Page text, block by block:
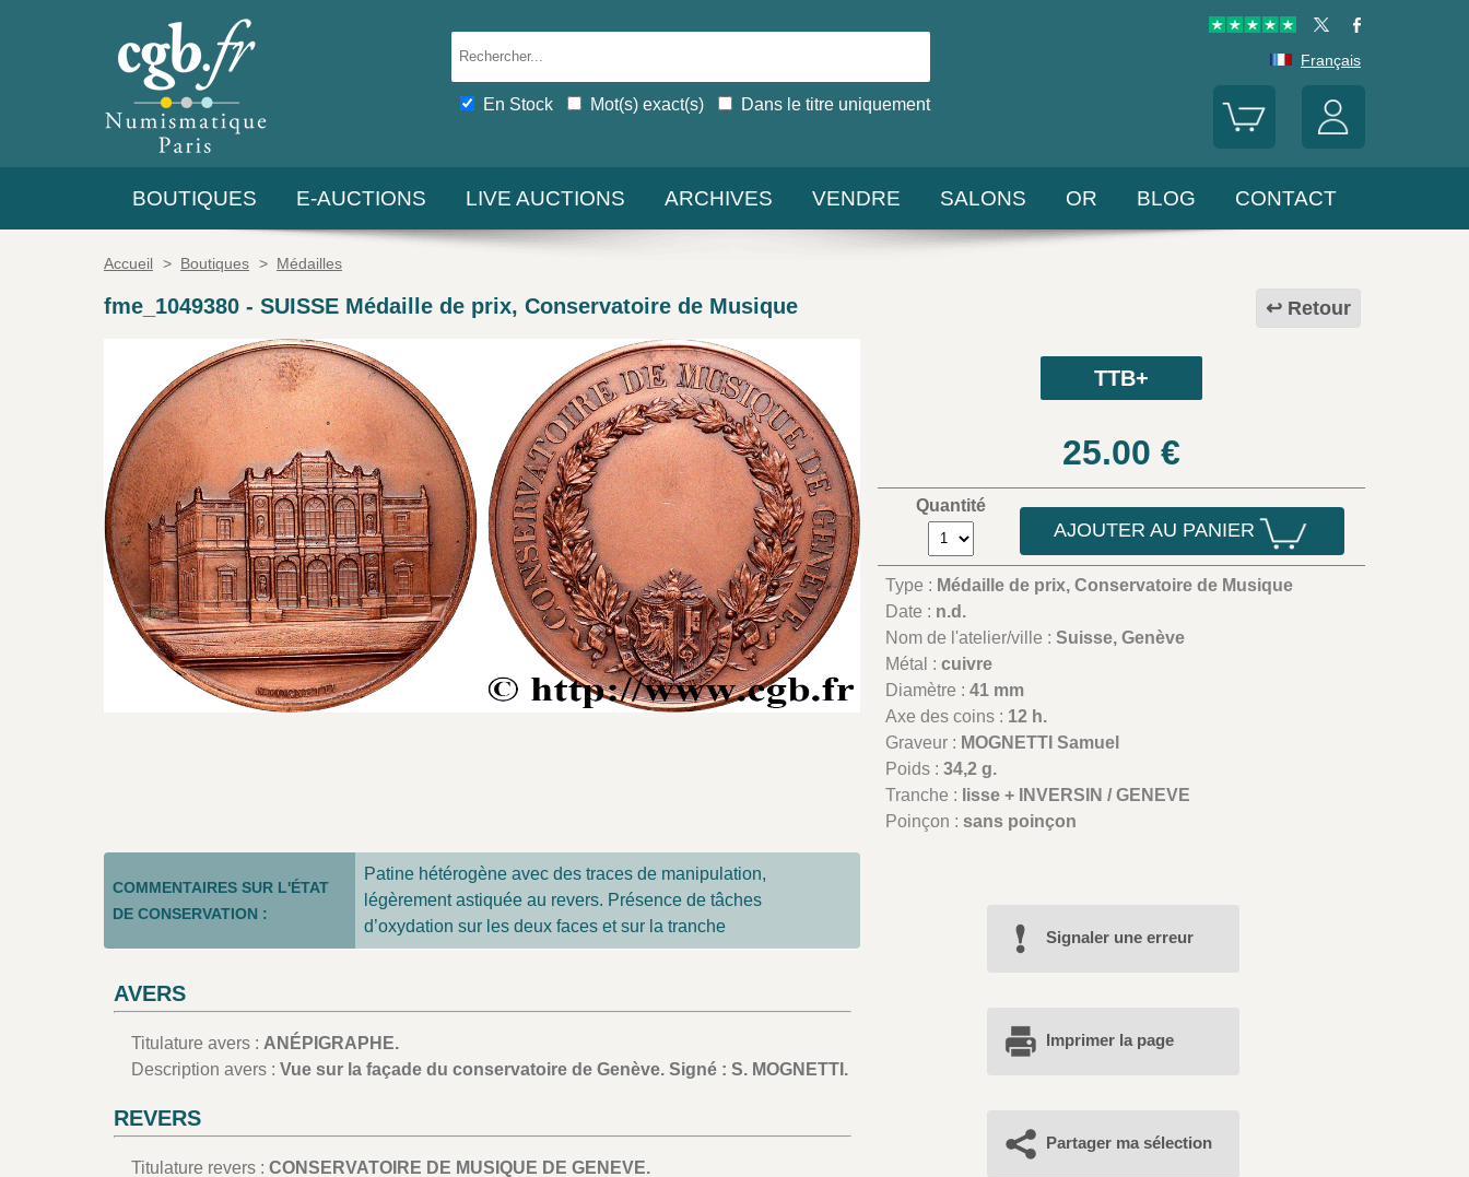
En Stock Mot(s) exact(s) Dans le titre uniquement
Français
BOUTIQUES E-AUCTIONS LIVE AUCTIONS ARCHIVES VENDRE SALONS OR BLOG CONTACT
Accueil > Boutiques > Médailles
Retour
fme_1049380 - SUISSE Médaille de prix, Conservatoire de Musique
TTB+
25.00 €
Quantité
AJOUTER AU PANIER
Type : Médaille de prix, Conservatoire de Musique
Date : n.d.
Nom de l'atelier/ville :Suisse, Genève
Métal :cuivre
Diamètre :41 mm
Axe des coins : 12 h.
Graveur : MOGNETTI Samuel
Poids :34,2 g.
Tranche : lisse + INVERSIN / GENEVE
Poinçon :sans poinçon
COMMENTAIRES SUR L'ÉTAT
DE CONSERVATION :
Patine hétérogène avec des traces de manipulation,
légèrement astiquée au revers. Présence de tâches
d’oxydation sur les deux faces et sur la tranche
AVERS
Titulature avers : ANÉPIGRAPHE.
Description avers : Vue sur la façade du conservatoire de Genève. Signé : S. MOGNETTI.
REVERS
Titulature revers : CONSERVATOIRE DE MUSIQUE DE GENEVE.
Signaler une erreur
Imprimer la page
Partager ma sélection